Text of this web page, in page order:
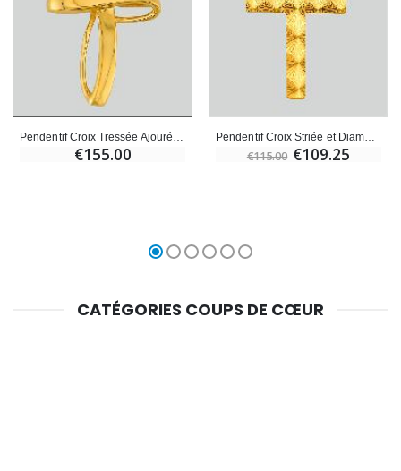
€155.00
Pendentif Croix Striée et Diamantée en Or Jaune Massif
€115.00 €109.25
CATÉGORIES COUPS DE CŒUR